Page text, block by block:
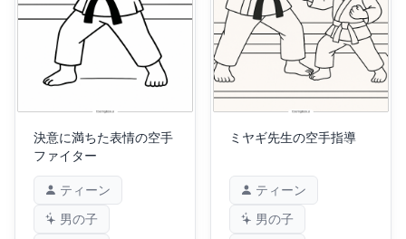
決意に満ちた表情の空手
ファイター
ティーン
男の子
ミヤギ先生の空手指導
ティーン
男の子